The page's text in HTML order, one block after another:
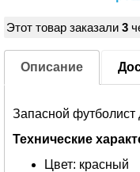
Этот товар заказали 3
Описание
Запасной
Технические
Цвет: красный